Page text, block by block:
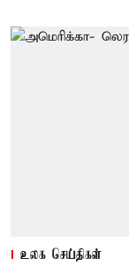
உலக செய்திகள்